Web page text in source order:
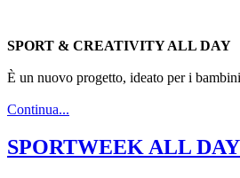
SPORT & CREATIVITY ALL DAY
È un nuovo progetto, ideato per i
Continua...
SPORTWEEK ALL DAY